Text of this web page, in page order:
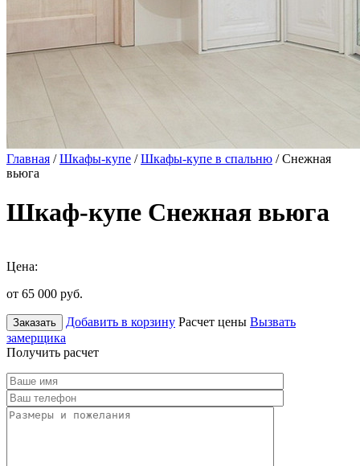
Главная /Шкафы-купе /Шкафы-купе в спальню / Снежная
вьюга
Шкаф-купе Снежная вьюга
Цена:
от 65 000 руб.
Заказать Добавить в корзину Расчет цены Вызвать
замерщика
Получить расчет